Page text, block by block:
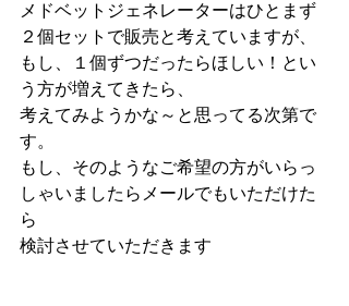
メドベットジェネレーターはひとまず
２個セットで販売と考えていますが、
もし、１個ずつだったらほしい！とい
う方が増えてきたら、
考えてみようかな～と思ってる次第で
す。
もし、そのようなご希望の方がいらっ
しゃいましたらメールでもいただけた
ら
検討させていただきます